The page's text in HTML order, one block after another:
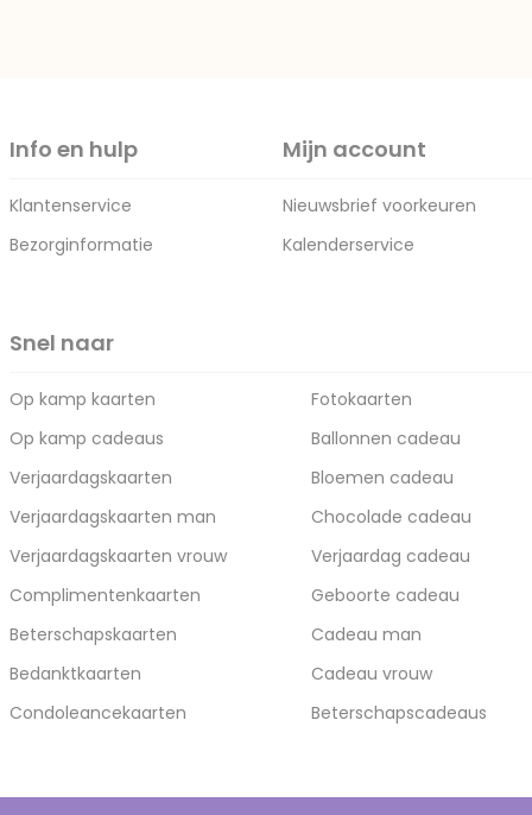
Info en hulp
Klantenservice
Bezorginformatie
Mijn account
Nieuwsbrief voorkeuren
Kalenderservice
Snel naar
Op kamp kaarten
Op kamp cadeaus
Verjaardagskaarten
Verjaardagskaarten man
Verjaardagskaarten vrouw
Complimentenkaarten
Beterschapskaarten
Bedanktkaarten
Condoleancekaarten
Fotokaarten
Ballonnen cadeau
Bloemen cadeau
Chocolade cadeau
Verjaardag cadeau
Geboorte cadeau
Cadeau man
Cadeau vrouw
Beterschapscadeaus